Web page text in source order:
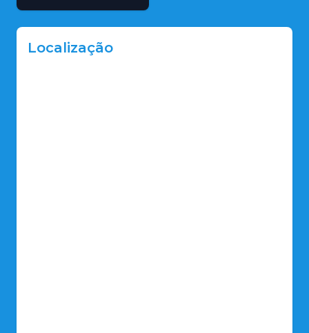
Localização